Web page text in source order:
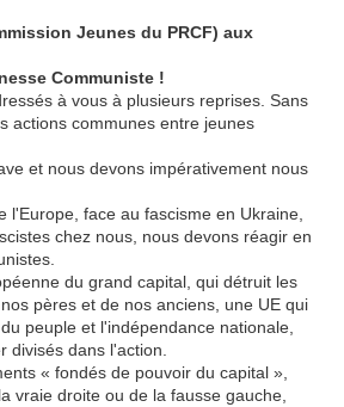
Jeunes du PRCF) aux
Communiste !
à vous à plusieurs reprises. Sans
actions communes entre jeunes
et nous devons impérativement nous
l'Europe, face au fascisme en Ukraine,
chez nous, nous devons réagir en
du grand capital, qui détruit les
pères et de nos anciens, une UE qui
peuple et l'indépendance nationale,
divisés dans l'action.
« fondés de pouvoir du capital »,
vraie droite ou de la fausse gauche,